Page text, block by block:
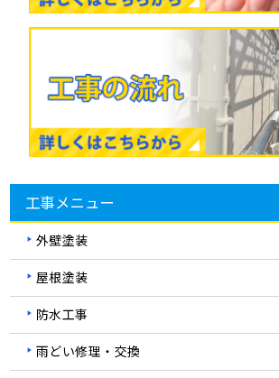
工事メニュー
外壁塗装
屋根塗装
防水工事
雨どい修理・交換